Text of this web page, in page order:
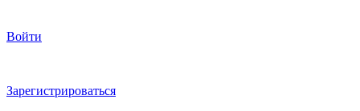
Войти
Зарегистрироваться